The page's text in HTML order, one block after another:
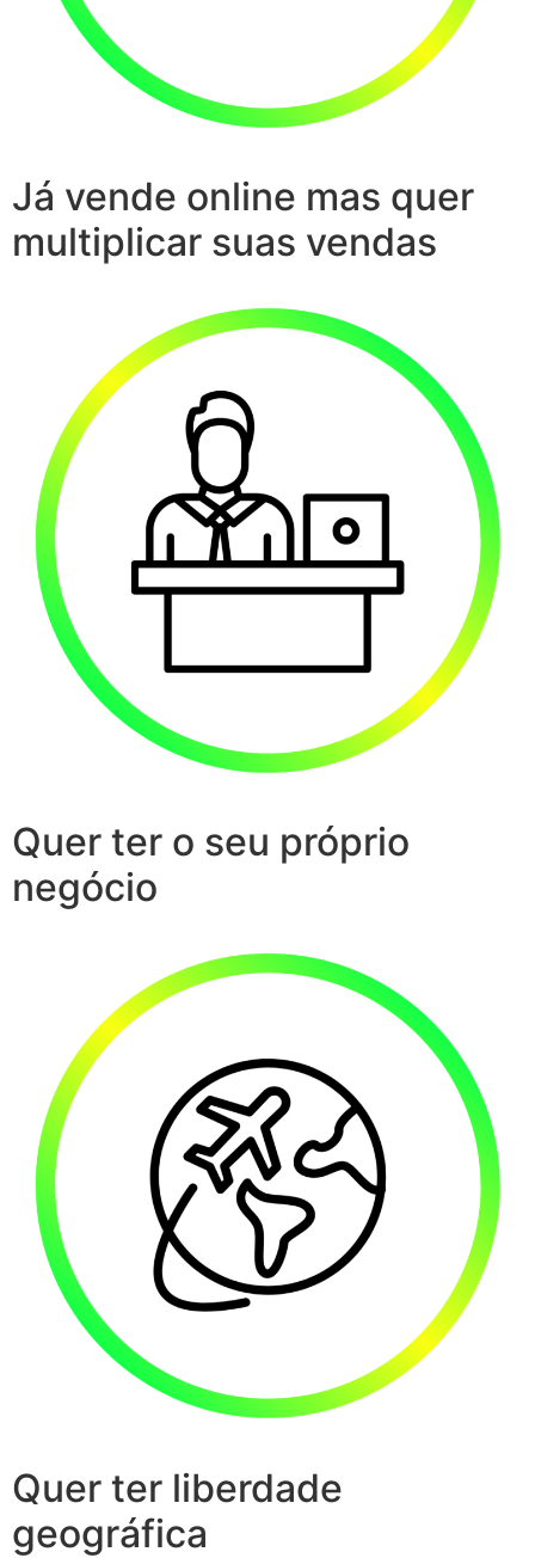
Já vende online mas quer
multiplicar suas vendas
Quer ter o seu próprio
negócio
Quer ter liberdade
geográfica